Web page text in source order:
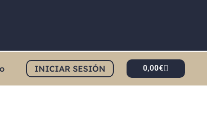
INICIAR SESIÓN 0,00€